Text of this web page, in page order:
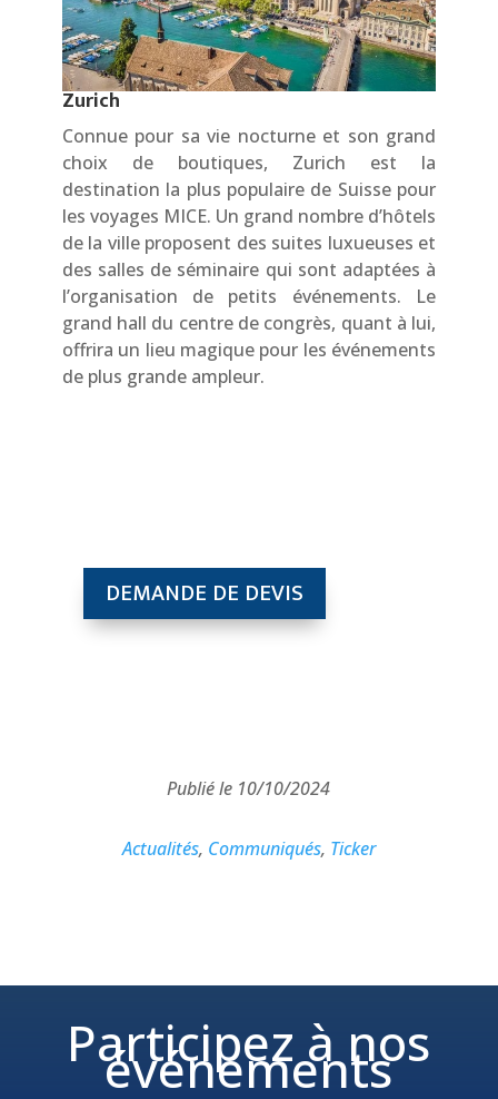
Zurich
Connue pour sa vie nocturne et son grand
choix de boutiques, Zurich est la
destination la plus populaire de Suisse pour
les voyages MICE. Un grand nombre d’hôtels
de la ville proposent des suites luxueuses et
des salles de séminaire qui sont adaptées à
l’organisation de petits événements. Le
grand hall du centre de congrès, quant à lui,
offrira un lieu magique pour les événements
de plus grande ampleur.
DEMANDE DE DEVIS
Publié le 10/10/2024
Actualités, Communiqués, Ticker
Participez à nos
événements